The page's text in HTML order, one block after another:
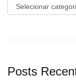
Categorias
Posts